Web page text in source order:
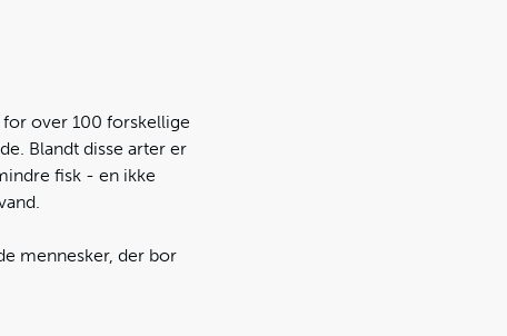
over 100 forskellige
Blandt disse arter er
fisk - en ikke
mennesker, der bor